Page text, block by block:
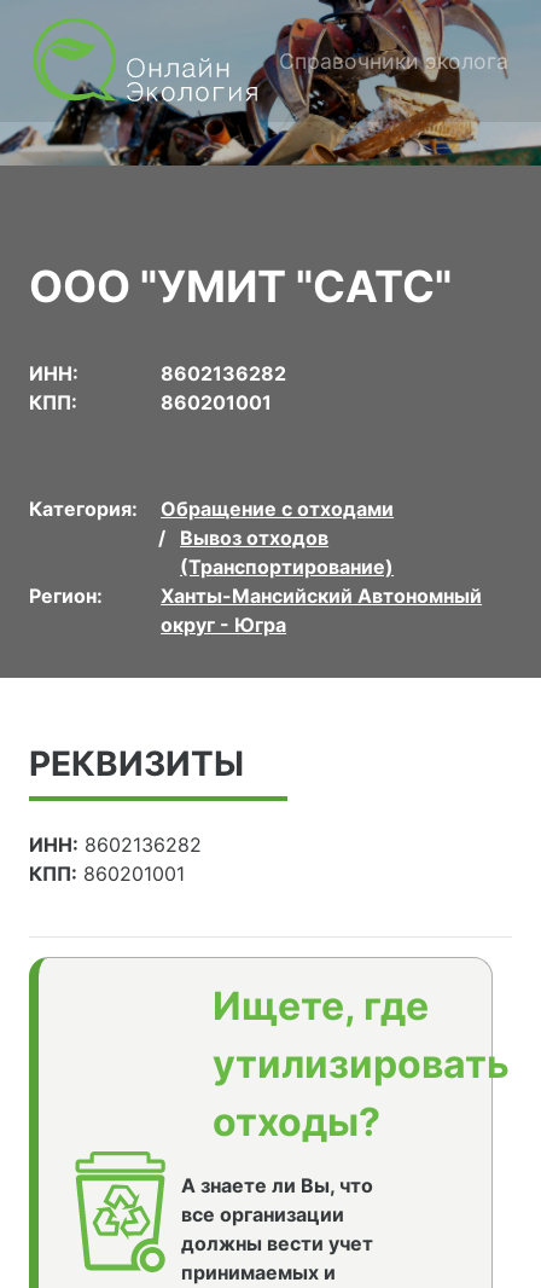
Справочники эколога
ООО "УМИТ "САТС"
ИНН:
8602136282
КПП:
860201001
Категория:
Обращение с отходами
Вывоз отходов
(Транспортирование)
Регион:
Ханты-Мансийский Автономный
округ - Югра
РЕКВИЗИТЫ
ИНН: 8602136282
КПП: 860201001
Ищете, где
утилизировать
отходы?
А знаете ли Вы, что
все организации
должны вести учет
принимаемых и